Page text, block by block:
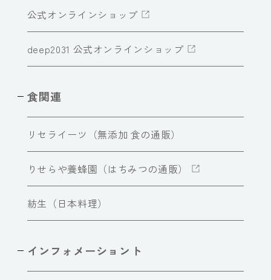
公式オンラインショップ
deep2031 公式オンラインショップ
食関連
リセライーツ（無添加 食の通販）
りせらや養蜂園（はちみつの通販）
紡生（日本料理）
インフォメーショント